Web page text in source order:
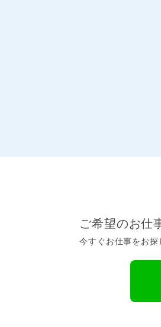
ご希望のお仕
今すぐお仕事をお探